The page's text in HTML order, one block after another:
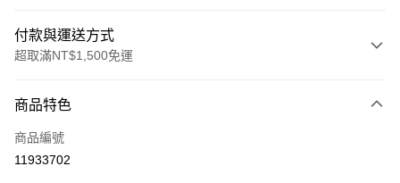
付款與運送方式
超取滿NT$1,500免運
信用卡一次付款
信用卡分期付款
商品特色
商品編號
11933702